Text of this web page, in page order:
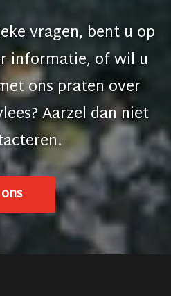
vragen, bent u op
informatie, of wil u
ons praten over
Aarzel dan niet
.